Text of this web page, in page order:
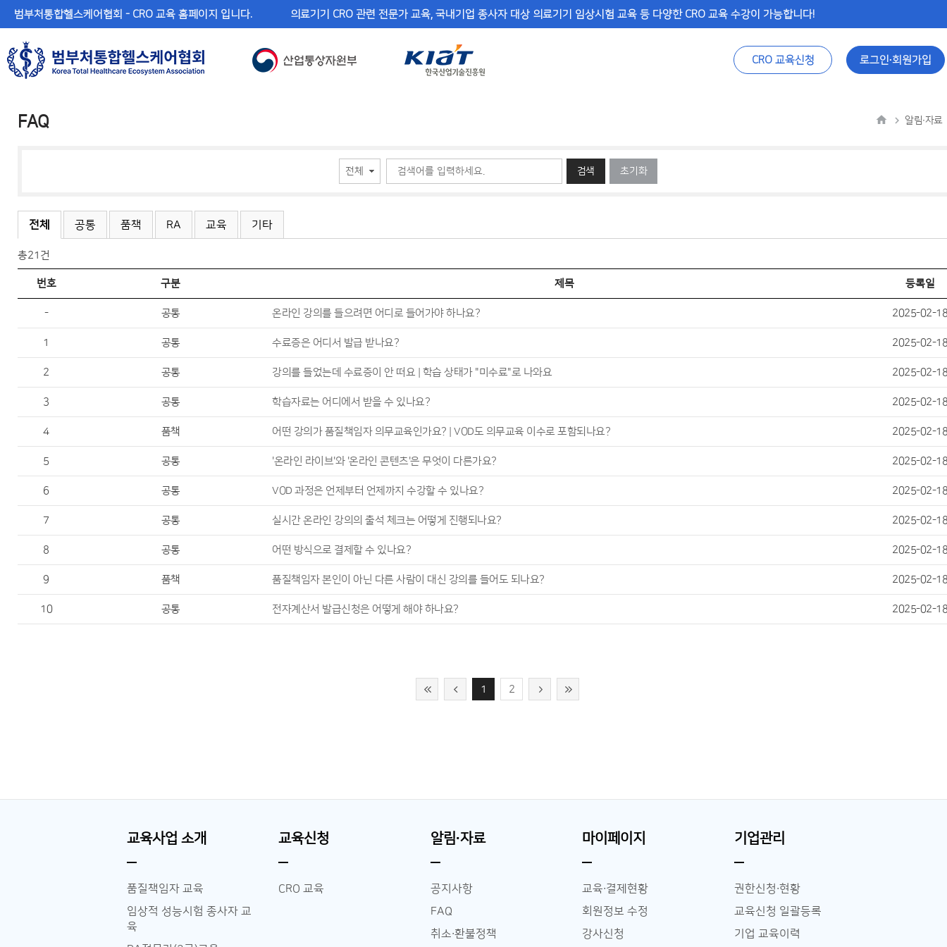
바
가
기
바
가
기
범부처통합헬스케어협회 - CRO 교육 홈페이지 입니다. 의료기기 CRO 관련 전문가 교육, 국내기업 종사자 대상 의료기기 임상시험 교육 등 다양한 CRO 교육 수강이 가능합니다!
CRO 교육신청 로그인∙회원가입
FAQ 알림∙자료
검색 초기화
전체 공통 품책 RA 교육 기타
총21건
번호 구분 제목 등록일
- 공통 온라인 강의를 들으려면 어디로 들어가야 하나요? 2025-02-18
1 공통 수료증은 어디서 발급 받나요? 2025-02-18
2 공통 강의를 들었는데 수료증이 안 떠요 | 학습 상태가 "미수료"로 나와요 2025-02-18
3 공통 학습자료는 어디에서 받을 수 있나요? 2025-02-18
4 품책 어떤 강의가 품질책임자 의무교육인가요? | VOD도 의무교육 이수로 포함되나요? 2025-02-18
5 공통 '온라인 라이브'와 '온라인 콘텐츠'은 무엇이 다른가요? 2025-02-18
6 공통 VOD 과정은 언제부터 언제까지 수강할 수 있나요? 2025-02-18
7 공통 실시간 온라인 강의의 출석 체크는 어떻게 진행되나요? 2025-02-18
8 공통 어떤 방식으로 결제할 수 있나요? 2025-02-18
9 품책 품질책임자 본인이 아닌 다른 사람이 대신 강의를 들어도 되나요? 2025-02-18
10 공통 전자계산서 발급신청은 어떻게 해야 하나요? 2025-02-18
1 2
교육사업 소개
품질책임자 교육
임상적 성능시험 종사자 교
육
교육신청
CRO 교육
알림∙자료
공지사항
FAQ
취소∙환불정책
마이페이지
교육∙결제현황
회원정보 수정
강사신청
기업관리
권한신청∙현황
교육신청 일괄등록
기업 교육이력